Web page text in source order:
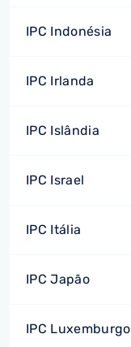
IPC Indonésia
IPC Irlanda
IPC Islândia
IPC Israel
IPC Itália
IPC Japão
IPC Luxemburgo